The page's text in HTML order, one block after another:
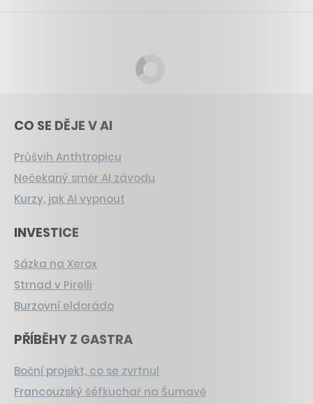
CO SE DĚJE V AI
Průšvih Anthtropicu
Nečekaný směr AI závodu
Kurzy, jak AI vypnout
INVESTICE
Sázka na Xerox
Strnad v Pirelli
Burzovní eldorádo
PŘÍBĚHY Z GASTRA
Boční projekt, co se zvrtnul
Francouzský šéfkuchař na Šumavě